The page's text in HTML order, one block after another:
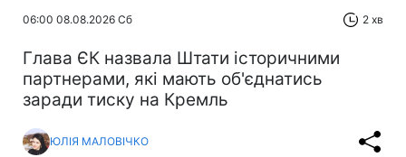
06:00 08.08.2026 Сб 2 хв
Глава ЄК назвала Штати історичними
партнерами, які мають об'єднатись
заради тиску на Кремль
ЮЛІЯ МАЛОВІЧКО